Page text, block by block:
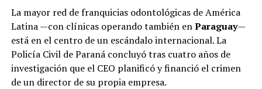
La mayor red de franquicias odontológicas de América
Latina —con clínicas operando también enParaguay—
está en el centro de un escándalo internacional. La
Policía Civil de Paraná concluyó tras cuatro años de
investigación que el CEO planificó y financió el crimen
de un director de su propia empresa.